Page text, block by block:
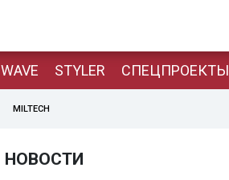
WAVE STYLER СПЕЦПРОЕКТЫ
MILTECH
НОВОСТИ